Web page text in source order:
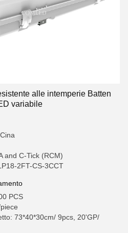
alle intemperie Batten
variabile
and C-Tick (RCM)
2FT-CS-3CCT
PCS
73*40*30cm/ 9pcs, 20'GP/